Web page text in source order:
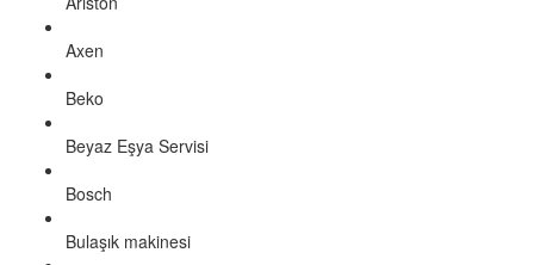
Axen
Beko
Beyaz Eşya Servisi
Bosch
Bulaşık makinesi